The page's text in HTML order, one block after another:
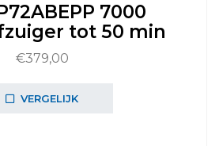
7000
tot 50 min
€379,00
VERGELIJK